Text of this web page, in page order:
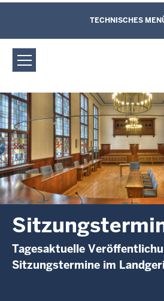
Landgericht Dortmund:
Sitzungstermine
Direkt zum Inhalt
Leichte Sprache,
und Kontaktformular
TECHNISCHES
Tagesaktuelle
Sitzungstermine im